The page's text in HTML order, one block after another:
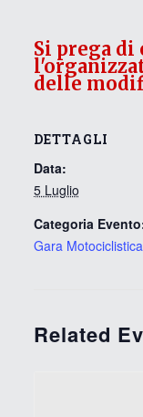
DETTAGLI
Data:
5 Luglio
Categoria
Gara Motociclistica
Related
Si prega di
delle